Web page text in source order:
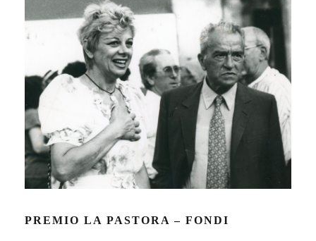
PREMIO LA PASTORA – FONDI